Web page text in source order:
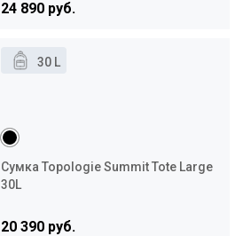
24 890 руб.
30 L
Сумка Topologie Summit Tote Large
30L
20 390 руб.